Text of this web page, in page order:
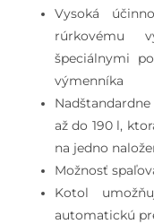
Vysoká
rúrkovému
špeciálnymi
výmenníka
až do 190 l,
na jedno
Možnosť
Kotol
automatickú